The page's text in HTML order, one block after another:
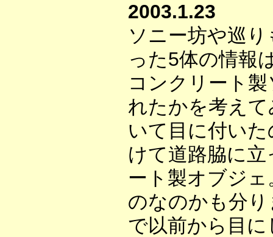
2003.1.23
ソニー坊や巡
った5体の情報
コンクリート
れたかを考え
いて目に付い
けて道路脇に
ート製オブジ
のなのかも分
で以前から目